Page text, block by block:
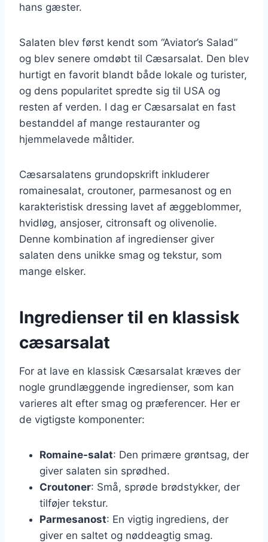
hans gæster.
Salaten blev først kendt som “Aviator’s Salad”
og blev senere omdøbt til Cæsarsalat. Den blev
hurtigt en favorit blandt både lokale og turister,
og dens popularitet spredte sig til USA og
resten af verden. I dag er Cæsarsalat en fast
bestanddel af mange restauranter og
hjemmelavede måltider.
Cæsarsalatens grundopskrift inkluderer
romainesalat, croutoner, parmesanost og en
karakteristisk dressing lavet af æggeblommer,
hvidløg, ansjoser, citronsaft og olivenolie.
Denne kombination af ingredienser giver
salaten dens unikke smag og tekstur, som
mange elsker.
Ingredienser til en klassisk
cæsarsalat
For at lave en klassisk Cæsarsalat kræves der
nogle grundlæggende ingredienser, som kan
varieres alt efter smag og præferencer. Her er
de vigtigste komponenter:
Romaine-salat: Den primære grøntsag, der
giver salaten sin sprødhed.
Croutoner: Små, sprøde brødstykker, der
tilføjer tekstur.
Parmesanost: En vigtig ingrediens, der
giver en saltet og nøddeagtig smag.